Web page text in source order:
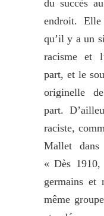
du succès
endroit. Elle
qu’il y a un
racisme et
part, et le
originelle de
part.
raciste,
Mallet
« Dès
germains et
même